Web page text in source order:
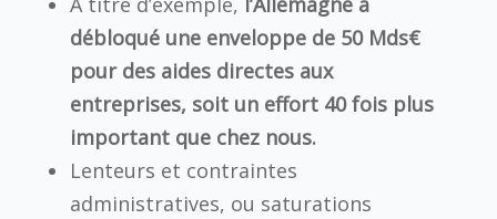
débloqué une enveloppe de 50 Mds€
pour des aides directes aux
entreprises, soit un effort 40 fois plus
important que chez nous.
Lenteurs et contraintes
administratives, ou saturations